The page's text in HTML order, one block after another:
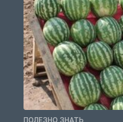
ПОЛЕЗНО ЗНАТЬ